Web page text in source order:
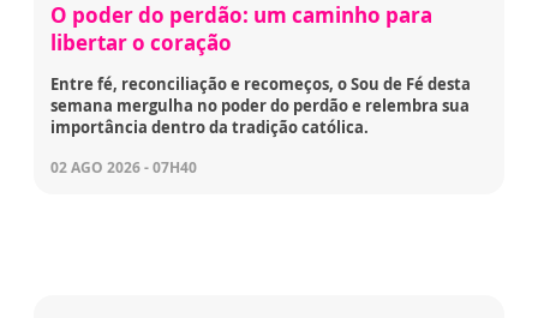
O poder do perdão: um caminho para
libertar o coração
Entre fé, reconciliação e recomeços, o Sou de Fé desta
semana mergulha no poder do perdão e relembra sua
importância dentro da tradição católica.
02 AGO 2026 - 07H40